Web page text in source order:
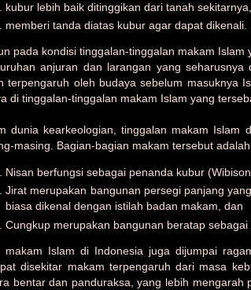
kubur lebih baik ditinggikan dari tanah
memberi tanda diatas kubur agar dapat dikenali.
pada kondisi tinggalan-tinggalan makam
anjuran dan larangan yang
terpengaruh oleh budaya sebelum masuknya
di tinggalan-tinggalan makam Islam yang
dunia kearkeologian, tinggalan makam Islam
masing. Bagian-bagian makam tersebut
Nisan berfungsi sebagai penanda kubur
Jirat merupakan bangunan persegi panjang
biasa dikenal dengan istilah badan makam, dan
Cungkup merupakan bangunan beratap
makam Islam di Indonesia juga dijumpai
disekitar makam terpengaruh dari masa
bentar dan panduraksa, yang lebih